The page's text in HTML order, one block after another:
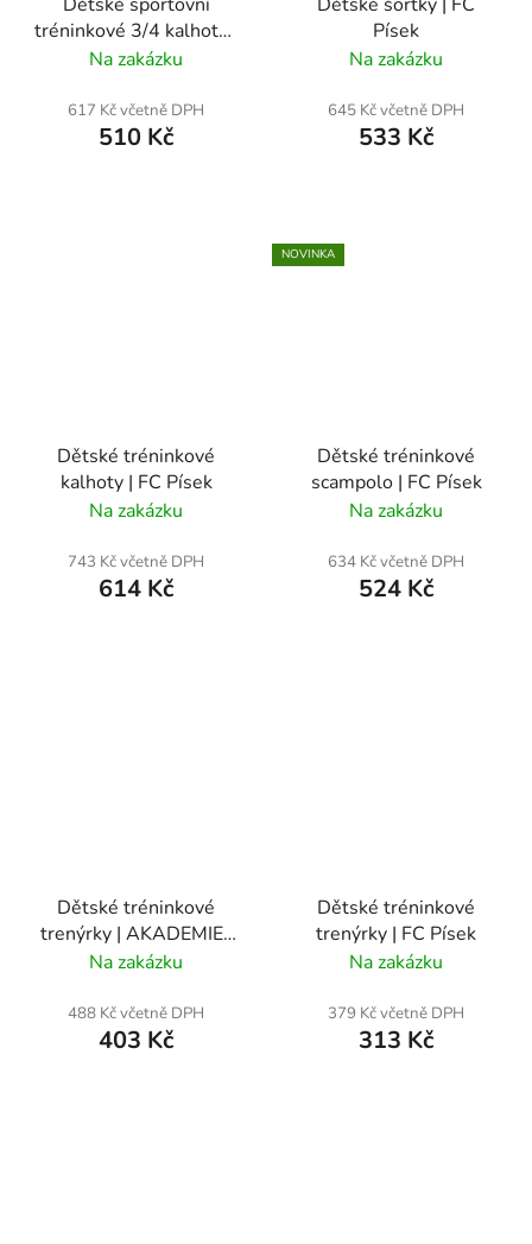
Dětské sportovní
tréninkové 3/4 kalhoty |
FC Písek
Na zakázku
617 Kč včetně DPH
510 Kč
Dětské šortky | FC
Písek
Na zakázku
645 Kč včetně DPH
533 Kč
Dětské tréninkové
kalhoty | FC Písek
Na zakázku
743 Kč včetně DPH
614 Kč
NOVINKA
Dětské tréninkové
scampolo | FC Písek
Na zakázku
634 Kč včetně DPH
524 Kč
Dětské tréninkové
trenýrky | AKADEMIE |
FC Písek
Na zakázku
488 Kč včetně DPH
403 Kč
Dětské tréninkové
trenýrky | FC Písek
Na zakázku
379 Kč včetně DPH
313 Kč